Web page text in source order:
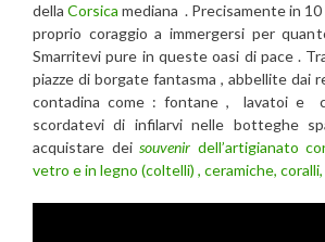
della Corsica mediana . Precisamente in 10
proprio coraggio a immergersi per
Smarritevi pure in queste oasi di pace .
piazze di borgate fantasma , abbellite dai
contadina come : fontane , lavatoi e
scordatevi di infilarvi nelle botteghe
acquistare dei souvenir dell’artigianato
vetro e in legno (coltelli) , ceramiche,